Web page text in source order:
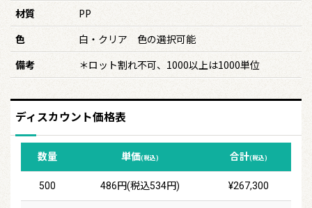
材質
PP
色
白・クリア 色の選択可能
備考
＊ロット割れ不可、1000以上は1000単位
ディスカウント価格表
数量 単価(税込) 合計(税込)
500 486円(税込534円) ¥267,300